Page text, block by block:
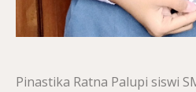
Pinastika Ratna Palupi siswi